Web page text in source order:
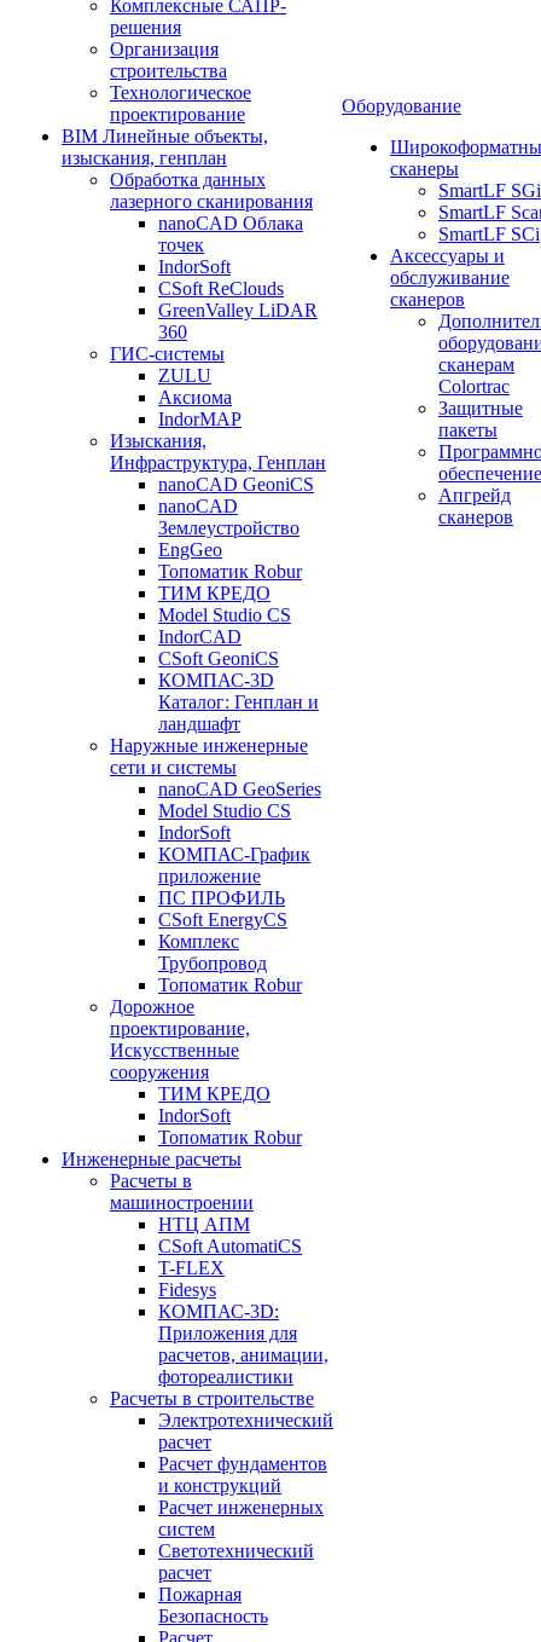
Комплексные САПР-
решения
Организация
строительства
Технологическое
проектирование
BIM Линейные объекты,
изыскания, генплан
Обработка данных
лазерного сканирования
nanoCAD Облака
точек
IndorSoft
CSoft ReClouds
GreenValley LiDAR
360
ГИС-системы
ZULU
Аксиома
IndorMAP
Изыскания,
Инфраструктура, Генплан
nanoCAD GeoniCS
nanoCAD
Землеустройство
EngGeo
Топоматик Robur
ТИМ КРЕДО
Model Studio CS
IndorCAD
CSoft GeoniCS
КОМПАС-3D
Каталог: Генплан и
ландшафт
Наружные инженерные
сети и системы
nanoCAD GeoSeries
Model Studio CS
IndorSoft
КОМПАС-График
приложение
ПС ПРОФИЛЬ
CSoft EnergyCS
Комплекс
Трубопровод
Топоматик Robur
Дорожное
проектирование,
Искусственные
сооружения
ТИМ КРЕДО
IndorSoft
Топоматик Robur
Инженерные расчеты
Расчеты в
машиностроении
НТЦ АПМ
CSoft AutomatiCS
T-FLEX
Fidesys
КОМПАС-3D:
Приложения для
расчетов, анимации,
фотореалистики
Расчеты в строительстве
Электротехнический
расчет
Расчет фундаментов
и конструкций
Расчет инженерных
систем
Светотехнический
расчет
Пожарная
Безопасность
Расчет
Оборудование
сканеры
SmartLF SGi
SmartLF
SmartLF SCi
Аксессуары и
обслуживание
сканеров
сканерам
Colortrac
Защитные
пакеты
обеспечение
Апгрейд
сканеров